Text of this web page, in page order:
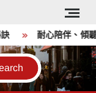
耐心陪伴、傾聽